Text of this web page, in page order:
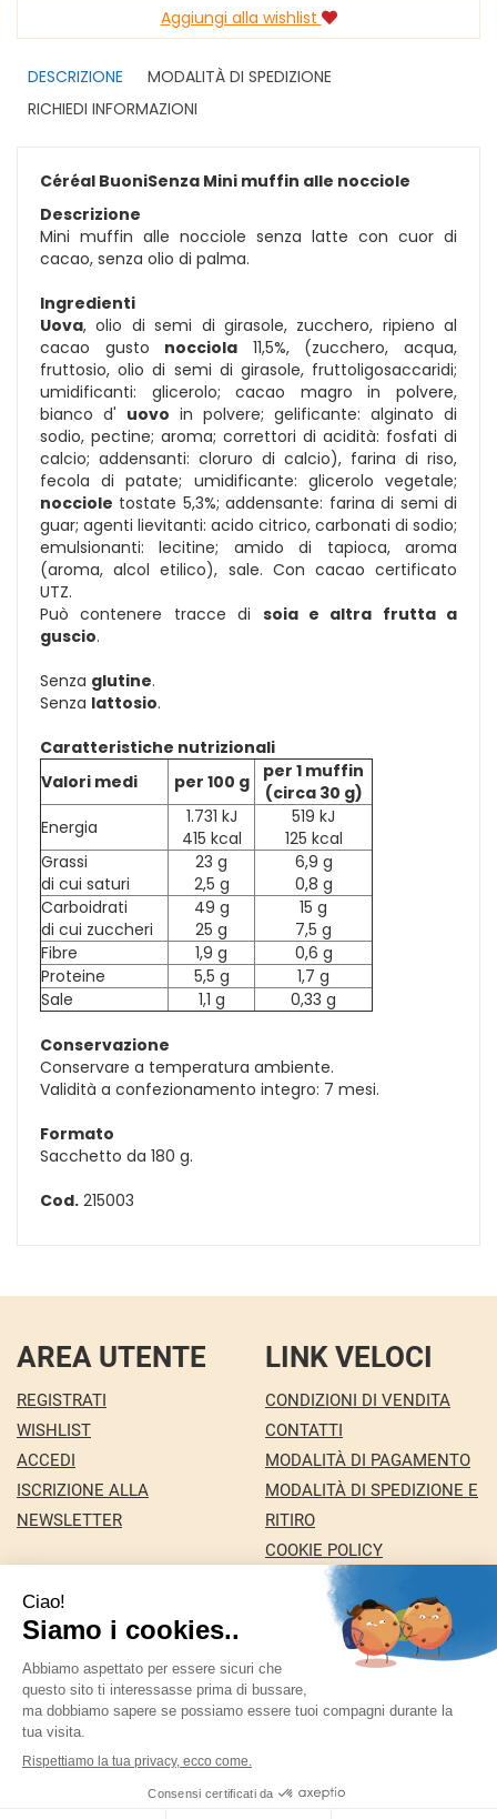
Aggiungi alla wishlist
DESCRIZIONE
MODALITÀ DI SPEDIZIONE
RICHIEDI INFORMAZIONI
Céréal BuoniSenza Mini muffin alle nocciole
Descrizione
Mini muffin alle nocciole senza latte con cuor di
cacao, senza olio di palma.
Ingredienti
Uova, olio di semi di girasole, zucchero, ripieno al
cacao gusto nocciola 11,5%, (zucchero, acqua,
fruttosio, olio di semi di girasole, fruttoligosaccaridi;
umidificanti: glicerolo; cacao magro in polvere,
bianco d' uovo in polvere; gelificante: alginato di
sodio, pectine; aroma; correttori di acidità: fosfati di
calcio; addensanti: cloruro di calcio), farina di riso,
fecola di patate; umidificante: glicerolo vegetale;
nocciole tostate 5,3%; addensante: farina di semi di
guar; agenti lievitanti: acido citrico, carbonati di sodio;
emulsionanti: lecitine; amido di tapioca, aroma
(aroma, alcol etilico), sale. Con cacao certificato
UTZ.
Può contenere tracce di soia e altra frutta a
guscio.
Senza glutine.
Senza lattosio.
Caratteristiche nutrizionali
Valori medi
per 100 g
per 1 muffin
(circa 30 g)
Energia
1.731 kJ
415 kcal
519 kJ
125 kcal
Grassi
di cui saturi
23 g
2,5 g
6,9 g
0,8 g
Carboidrati
di cui zuccheri
49 g
25 g
15 g
7,5 g
Fibre
1,9 g
0,6 g
Proteine
5,5 g
1,7 g
Sale
1,1 g 0,33 g
Conservazione
Conservare a temperatura ambiente.
Validità a confezionamento integro: 7 mesi.
Formato
Sacchetto da 180 g.
Cod. 215003
AREA UTENTE
REGISTRATI
WISHLIST
ACCEDI
ISCRIZIONE ALLA
NEWSLETTER
LINK VELOCI
CONDIZIONI DI VENDITA
CONTATTI
MODALITÀ DI PAGAMENTO
MODALITÀ DI SPEDIZIONE E
RITIRO
COOKIE POLICY
INFORMATIVA PRIVACY
Farmacia Nuova snc dei Dottori Marco e
Giuseppina Fortini - Via Italia 72 24068 Seriate (BG)
marforti@tin.it|Tel.: 035294031| P.Iva: 03258590169 |
Prenofa